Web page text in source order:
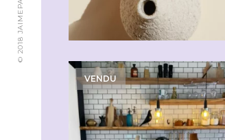
VENDU